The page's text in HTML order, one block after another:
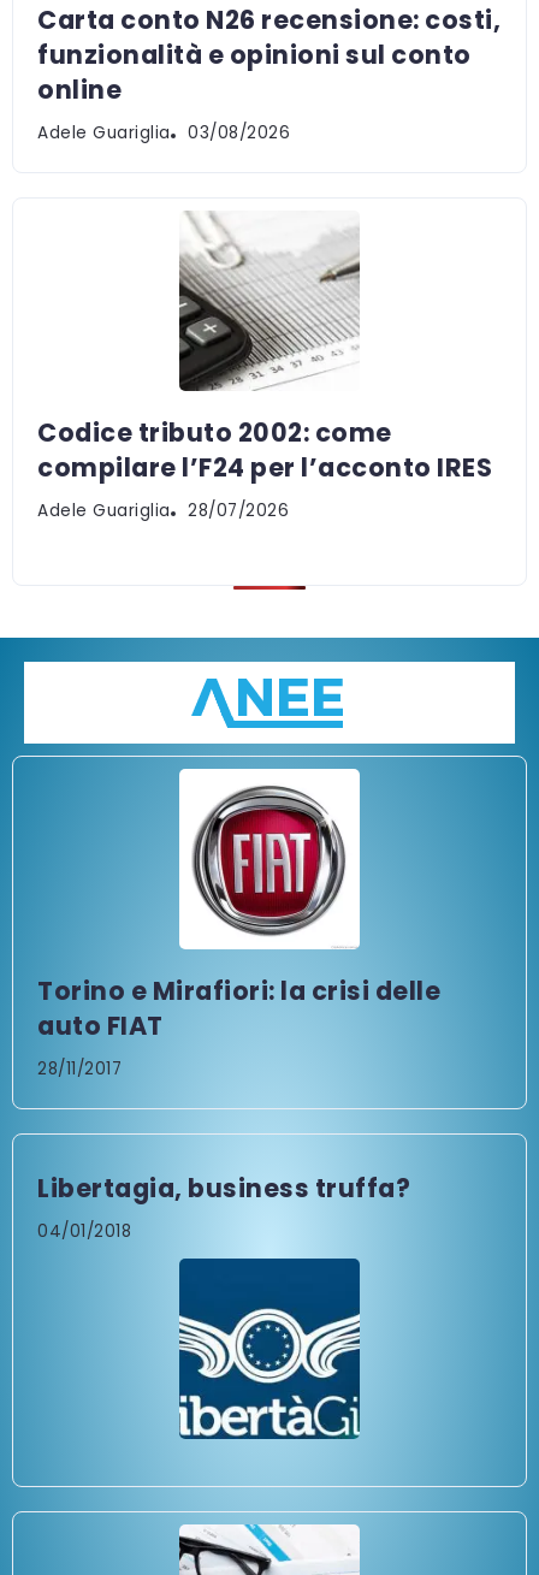
Carta conto N26 recensione: costi,
funzionalità e opinioni sul conto
online
Adele Guariglia 03/08/2026
Codice tributo 2002: come
compilare l’F24 per l’acconto IRES
Adele Guariglia 28/07/2026
Torino e Mirafiori: la crisi delle
auto FIAT
28/11/2017
Libertagia, business truffa?
04/01/2018